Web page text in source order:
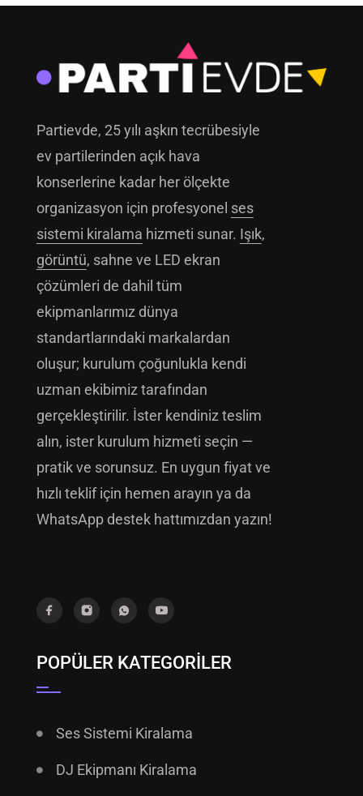
Partievde, 25 yılı aşkın tecrübesiyle
ev partilerinden açık hava
konserlerine kadar her ölçekte
organizasyon için profesyonel ses
sistemi kiralama hizmeti sunar. Işık,
görüntü, sahne ve LED ekran
çözümleri de dahil tüm
ekipmanlarımız dünya
standartlarındaki markalardan
oluşur; kurulum çoğunlukla kendi
uzman ekibimiz tarafından
gerçekleştirilir. İster kendiniz teslim
alın, ister kurulum hizmeti seçin —
pratik ve sorunsuz. En uygun fiyat ve
hızlı teklif için hemen arayın ya da
WhatsApp destek hattımızdan yazın!
POPÜLER KATEGORILER
Ses Sistemi Kiralama
DJ Ekipmanı Kiralama